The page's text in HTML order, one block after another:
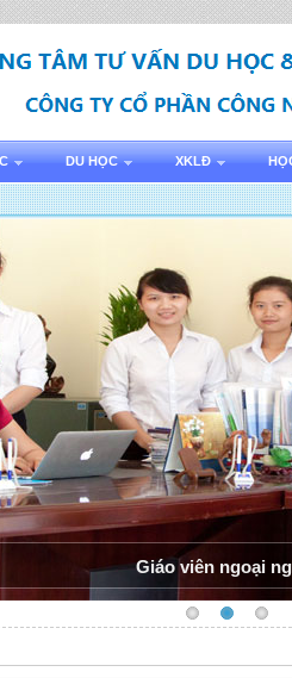
DU HỌC XKLĐ
Giáo viên ngoại